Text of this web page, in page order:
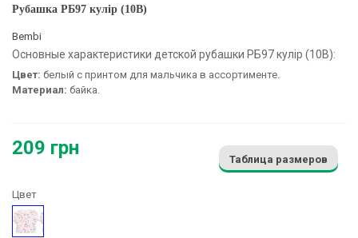
Рубашка РБ97 кулір (10B)
Bembi
Основные характеристики детской рубашки РБ97 кулір (10B):
Цвет: белый с принтом для мальчика в ассортименте.
Материал: байка.
209 грн
Таблица размеров
Цвет
Рисунок